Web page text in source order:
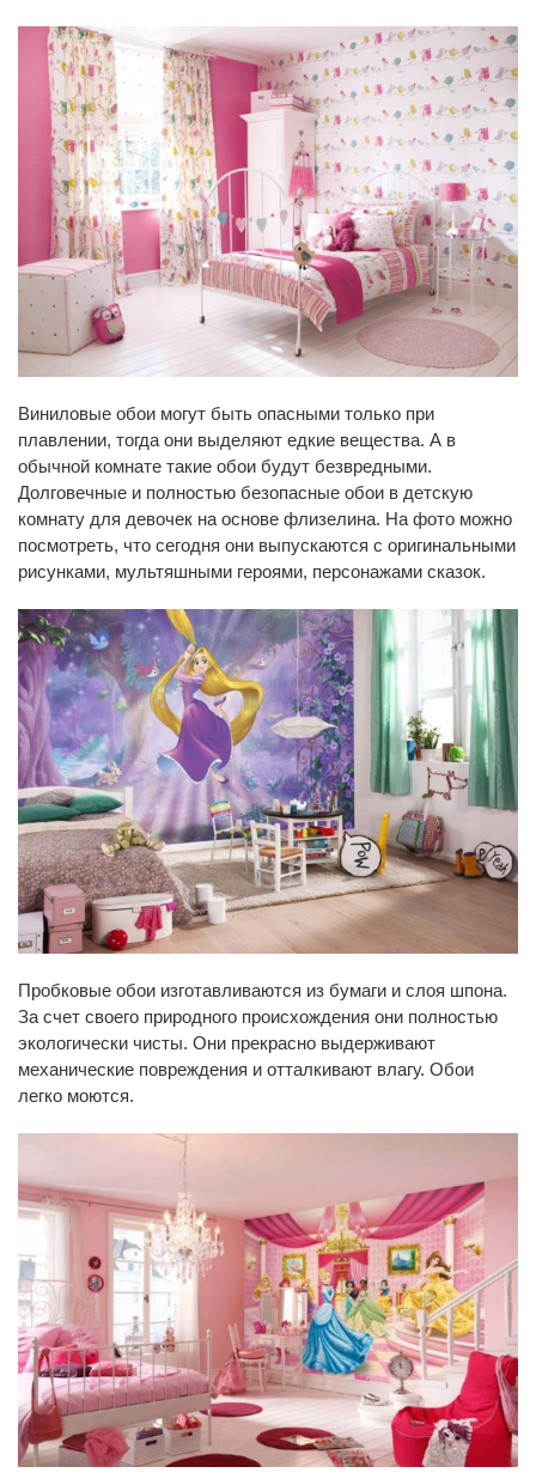
Виниловые обои могут быть опасными только при
плавлении, тогда они выделяют едкие вещества. А в
обычной комнате такие обои будут безвредными.
Долговечные и полностью безопасные обои в детскую
комнату для девочек на основе флизелина. На фото можно
посмотреть, что сегодня они выпускаются с оригинальными
рисунками, мультяшными героями, персонажами сказок.
Пробковые обои изготавливаются из бумаги и слоя шпона.
За счет своего природного происхождения они полностью
экологически чисты. Они прекрасно выдерживают
механические повреждения и отталкивают влагу. Обои
легко моются.